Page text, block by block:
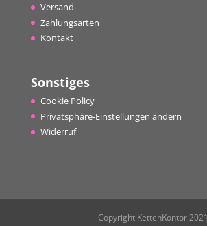
Versand
Zahlungsarten
Kontakt
Sonstiges
Cookie Policy
Privatsphäre-Einstellungen ändern
Widerruf
Copyright KettenKontor 2021